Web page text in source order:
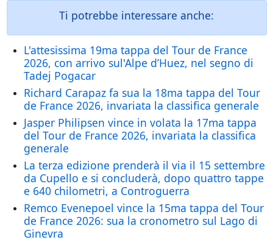
Ti potrebbe interessare anche:
L'attesissima 19ma tappa del Tour de France
2026, con arrivo sul'Alpe d’Huez, nel segno di
Tadej Pogacar
Richard Carapaz fa sua la 18ma tappa del Tour
de France 2026, invariata la classifica generale
Jasper Philipsen vince in volata la 17ma tappa
del Tour de France 2026, invariata la classifica
generale
La terza edizione prenderà il via il 15 settembre
da Cupello e si concluderà, dopo quattro tappe
e 640 chilometri, a Controguerra
Remco Evenepoel vince la 15ma tappa del Tour
de France 2026: sua la cronometro sul Lago di
Ginevra